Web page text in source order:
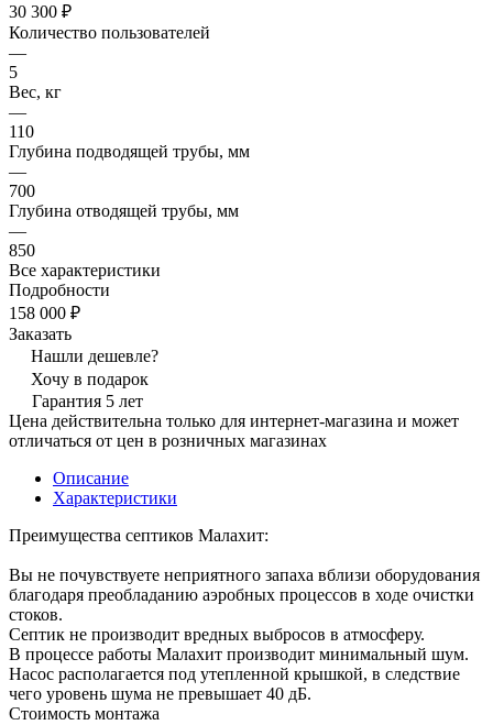
30 300 ₽
Количество пользователей
—
5
Вес, кг
—
110
Глубина подводящей трубы, мм
—
700
Глубина отводящей трубы, мм
—
850
Все характеристики
Подробности
158 000 ₽
Заказать
Нашли дешевле?
Хочу в подарок
Гарантия 5 лет
Цена действительна только для интернет-магазина и может
отличаться от цен в розничных магазинах
Описание
Характеристики
Преимущества септиков Малахит:
Вы не почувствуете неприятного запаха вблизи оборудования
благодаря преобладанию аэробных процессов в ходе очистки
стоков.
Септик не производит вредных выбросов в атмосферу.
В процессе работы Малахит производит минимальный шум.
Насос располагается под утепленной крышкой, в следствие
чего уровень шума не превышает 40 дБ.
Стоимость монтажа